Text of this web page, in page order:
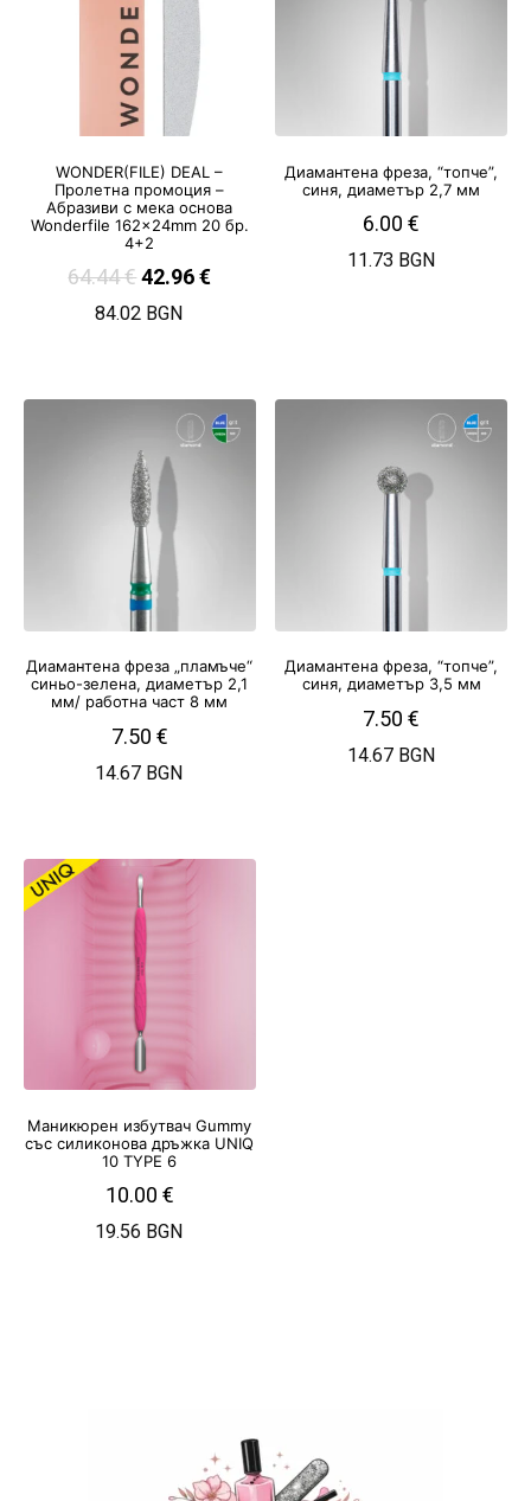
WONDER(FILE) DEAL –
Пролетна промоция –
Абразиви с мека основа
Wonderfile 162x24mm 20 бр.
4+2
64.44€ 42.96€
84.02 BGN
Диамантена фреза, “топче”,
синя, диаметър 2,7 мм
6.00€
11.73 BGN
Диамантена фреза „пламъче“
синьо-зелена, диаметър 2,1
мм/ работна част 8 мм
7.50 €
14.67 BGN
Диамантена фреза, “топче”,
синя, диаметър 3,5 мм
7.50€
14.67 BGN
Маникюрен избутвач Gummy
със силиконова дръжка UNIQ
10 TYPE 6
10.00 €
19.56 BGN